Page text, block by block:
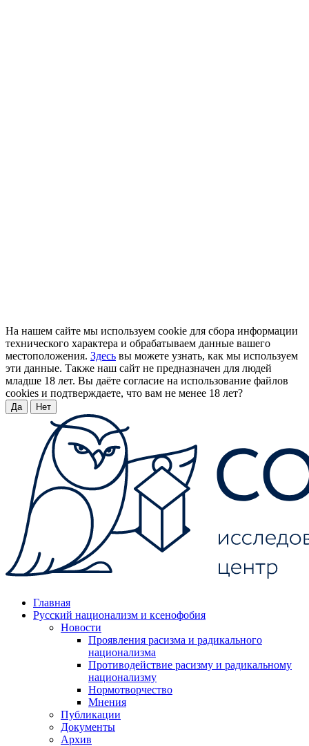
На нашем сайте мы используем cookie для сбора информации
технического характера и обрабатываем данные вашего
местоположения. Здесь вы можете узнать, как мы используем
эти данные. Также наш сайт не предназначен для людей
младше 18 лет. Вы даёте согласие на использование файлов
cookies и подтверждаете, что вам не менее 18 лет?
Да Нет
Главная
Русский национализм и ксенофобия
Новости
Проявления расизма и радикального
национализма
Противодействие расизму и радикальному
национализму
Нормотворчество
Мнения
Публикации
Документы
Архив